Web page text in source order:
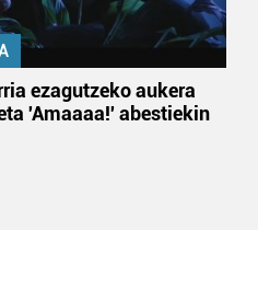
ezagutzeko aukera
'Amaaaa!' abestiekin